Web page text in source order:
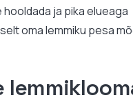
hooldada ja pika elueaga
oma lemmiku pesa